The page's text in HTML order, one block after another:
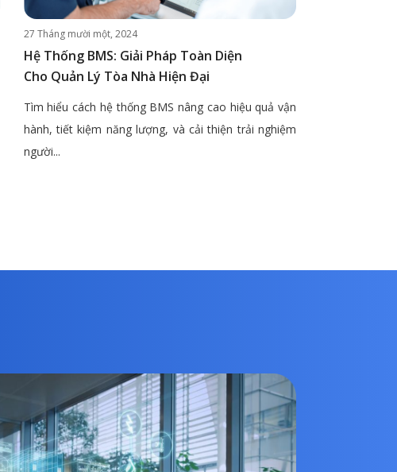
27 Tháng mười một, 2024
Hệ Thống BMS: Giải Pháp Toàn Diện
Cho Quản Lý Tòa Nhà Hiện Đại
Tìm hiểu cách hệ thống BMS nâng cao hiệu quả vận
hành, tiết kiệm năng lượng, và cải thiện trải nghiệm
người...